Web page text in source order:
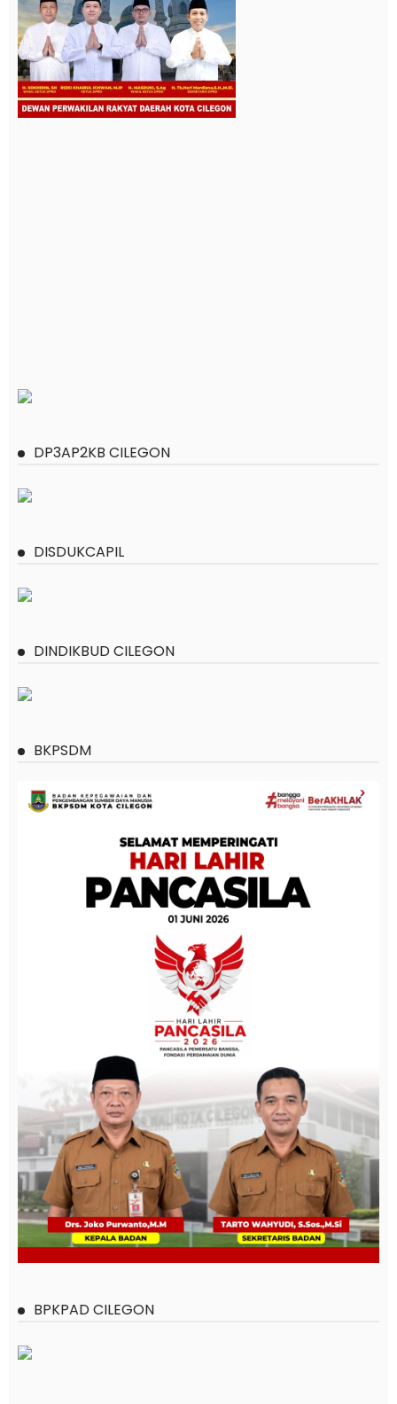
DP3AP2KB CILEGON
DISDUKCAPIL
DINDIKBUD CILEGON
BKPSDM
BPKPAD CILEGON